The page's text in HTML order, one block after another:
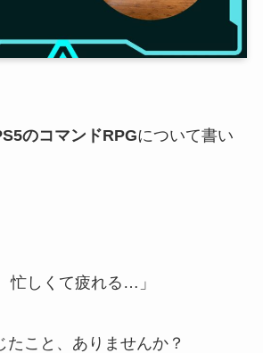
のコマンドRPGについて書い
忙しくて疲れる…」
たこと、ありませんか？